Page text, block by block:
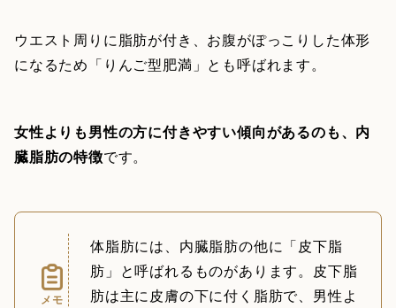
ウエスト周りに脂肪が付き、お腹がぽっこりした体形
になるため「りんご型肥満」とも呼ばれます。
女性よりも男性の方に付きやすい傾向があるのも、内
臓脂肪の特徴です。
メモ
体脂肪には、内臓脂肪の他に「皮下脂
肪」と呼ばれるものがあります。皮下脂
肪は主に皮膚の下に付く脂肪で、男性よ